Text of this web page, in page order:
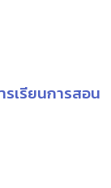
เรียนการสอน